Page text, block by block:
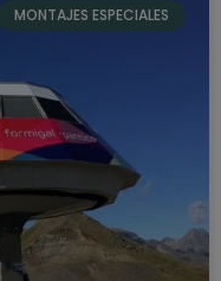
MONTAJES ESPECIALES